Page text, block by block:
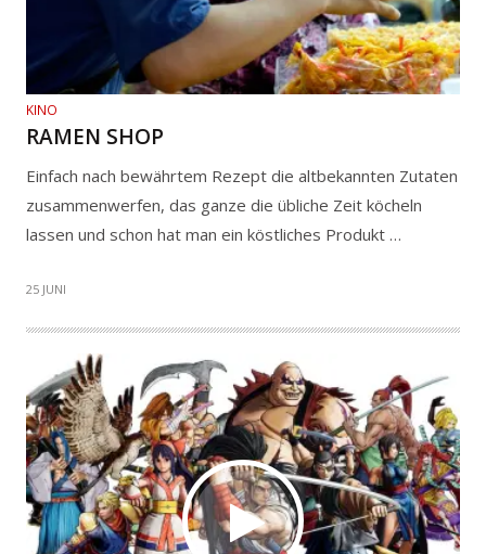
KINO
RAMEN SHOP
Einfach nach bewährtem Rezept die altbekannten Zutaten
zusammenwerfen, das ganze die übliche Zeit köcheln
lassen und schon hat man ein köstliches Produkt …
25 JUNI